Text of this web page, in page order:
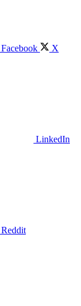
Facebook X
LinkedIn
Reddit